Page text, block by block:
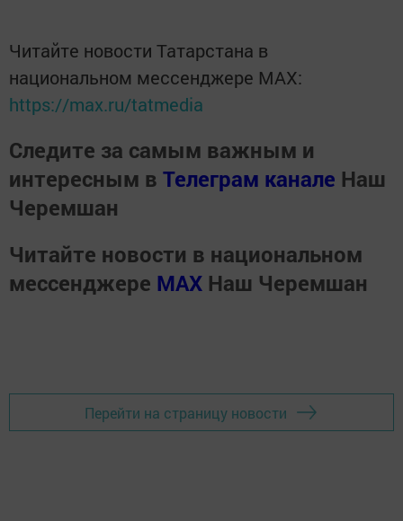
Читайте новости Татарстана в
национальном мессенджере MАХ:
https://max.ru/tatmedia
Следите за самым важным и
интересным в Телеграм канале Наш
Черемшан
Читайте новости в национальном
мессенджере MАХ Наш Черемшан
Перейти на страницу новости